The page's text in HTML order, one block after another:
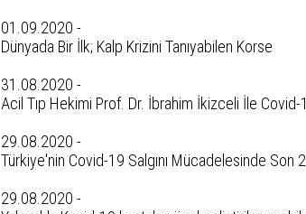
01.09.2020 -
Dünyada Bir İlk; Kalp Krizini Tanıyabilen Korse
31.08.2020 -
Acil Tıp Hekimi Prof. Dr. İbrahim İkizceli İle
29.08.2020 -
Türkiye'nin Covid-19 Salgını Mücadelesinde Son
29.08.2020 -